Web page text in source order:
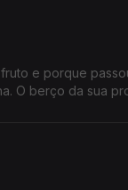
e porque
O berço da sua